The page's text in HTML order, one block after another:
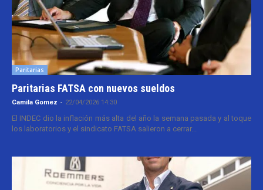
Paritarias
Paritarias FATSA con nuevos sueldos
Camila Gomez - 22/04/2026 14:30
El INDEC dio la inflación más alta del año la semana pasada y al toque
los laboratorios y el sindicato FATSA salieron a cerrar...